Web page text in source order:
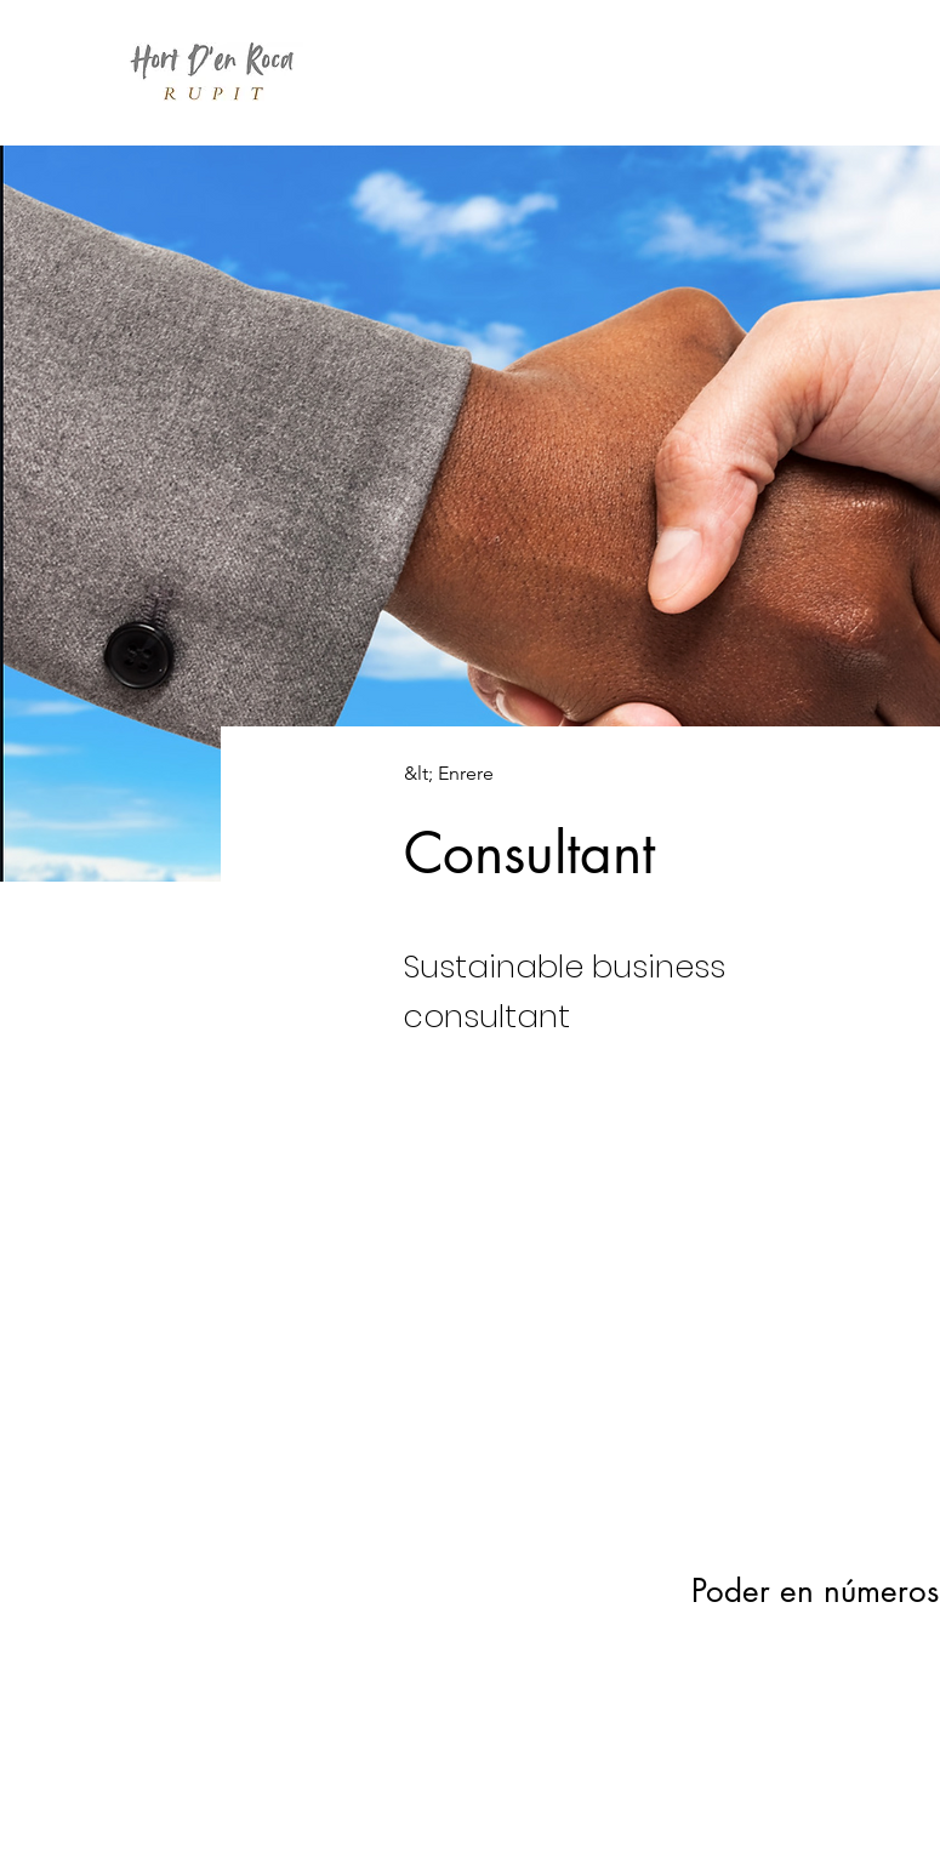
&lt; Enrere
Consultant
Sustainable business
consultant
Poder en números